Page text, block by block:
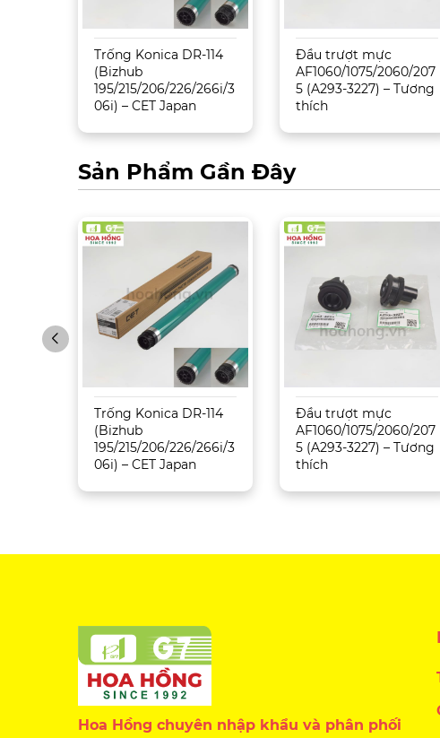
Trống Konica DR-114
(Bizhub
195/215/206/226/266i/3
06i) – CET Japan
Đầu trượt mực
AF1060/1075/2060/207
5 (A293-3227) – Tương
thích
Sản Phẩm Gần Đây
Trống Konica DR-114
(Bizhub
195/215/206/226/266i/3
06i) – CET Japan
Đầu trượt mực
AF1060/1075/2060/207
5 (A293-3227) – Tương
thích
Hoa Hồng chuyên nhập khẩu và phân phối